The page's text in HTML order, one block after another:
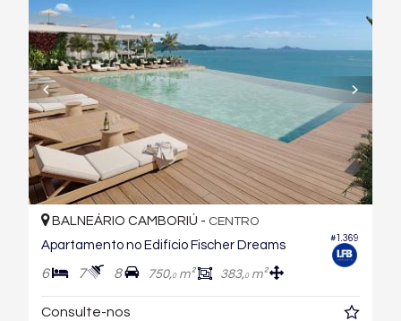
#1.369
BALNEÁRIO CAMBORIÚ - CENTRO
Apartamento no Edifício Fischer Dreams
6 7 8 750,0m² 383,0m²
Consulte-nos